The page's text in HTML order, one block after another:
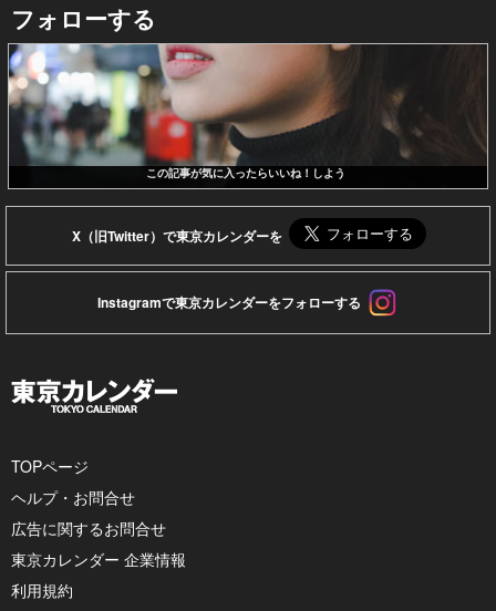
フォローする
この記事が気に入ったらいいね！しよう
X（旧Twitter）で東京カレンダーを
Instagramで東京カレンダーをフォローする
TOPページ
ヘルプ・お問合せ
広告に関するお問合せ
東京カレンダー 企業情報
利用規約